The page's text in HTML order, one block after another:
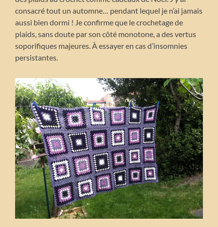
consacré tout un automne… pendant lequel je n’ai jamais
aussi bien dormi ! Je confirme que le crochetage de
plaids, sans doute par son côté monotone, a des vertus
soporifiques majeures. À essayer en cas d’insomnies
persistantes.